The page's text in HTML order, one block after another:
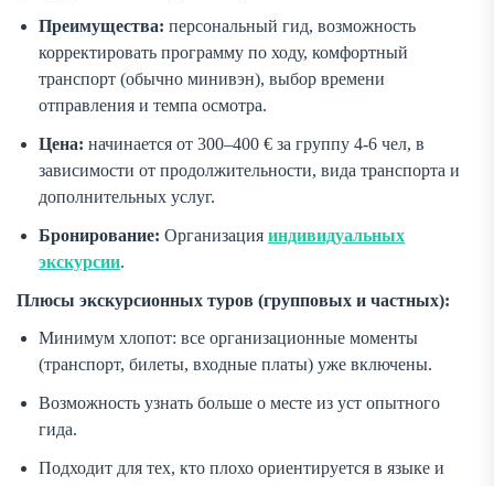
Преимущества: персональный гид, возможность
корректировать программу по ходу, комфортный
транспорт (обычно минивэн), выбор времени
отправления и темпа осмотра.
Цена: начинается от 300–400 € за группу 4-6 чел, в
зависимости от продолжительности, вида транспорта и
дополнительных услуг.
Бронирование: Организация индивидуальных
экскурсии.
Плюсы экскурсионных туров (групповых и частных):
Минимум хлопот: все организационные моменты
(транспорт, билеты, входные платы) уже включены.
Возможность узнать больше о месте из уст опытного
гида.
Подходит для тех, кто плохо ориентируется в языке и